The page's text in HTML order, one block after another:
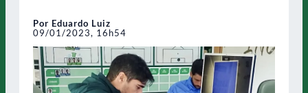
Por Eduardo Luiz
09/01/2023, 16h54